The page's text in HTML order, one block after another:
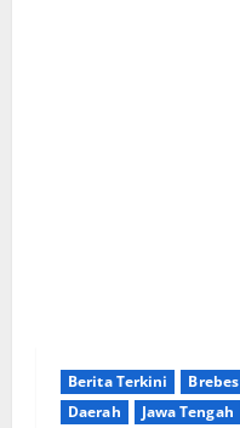
Berita Terkini
Brebes
Daerah
Jawa Tengah